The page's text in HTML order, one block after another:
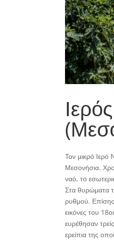
Τον μικρό
Μεσονήσια.
ναό, το
Στα θυρώματα
ρυθμού.
εικόνες του
ευρέθησαν
ερείπια της